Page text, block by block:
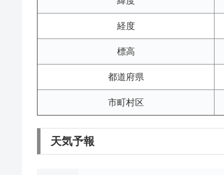
経度
標高
都道府県
市町村区
天気予報